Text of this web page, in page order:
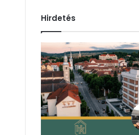
Hirdetés